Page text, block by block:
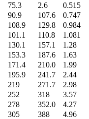
75.3 2.6
0.515
90.9 107.6
0.747
108.9 129.8
0.984
101.1 110.8
1.081
130.1 157.1
1.28
153.3 187.6
1.63
171.4 210.0
1.99
195.9 241.7
2.44
219 271.7
2.98
252 318
3.57
278 352.0
4.27
305 388
4.96